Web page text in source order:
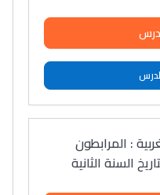
: المرابطون
السنة الثانية